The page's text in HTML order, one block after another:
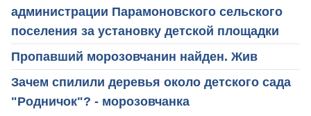
администрации Парамоновского сельского
поселения за установку детской площадки
Пропавший морозовчанин найден. Жив
Зачем спилили деревья около детского сада
"Родничок"? - морозовчанка